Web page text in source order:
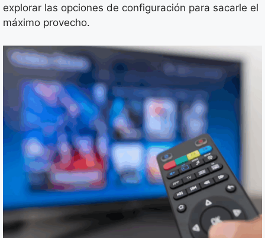
explorar las opciones de configuración para sacarle el
máximo provecho.